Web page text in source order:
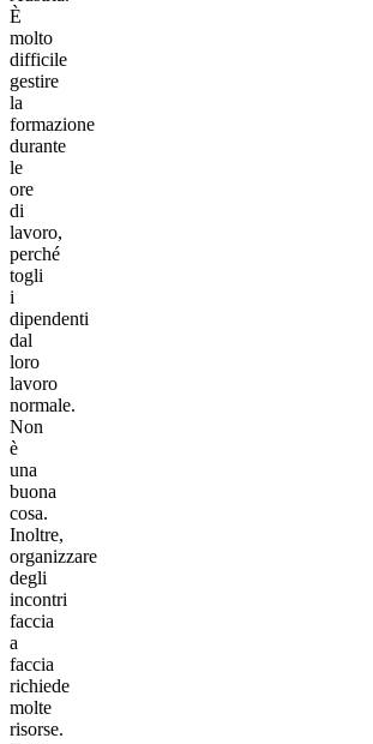
È
molto
difficile
gestire
la
formazione
durante
le
ore
di
lavoro,
perché
togli
i
dipendenti
dal
loro
lavoro
normale.
Non
è
una
buona
cosa.
Inoltre,
organizzare
degli
incontri
faccia
a
faccia
richiede
molte
risorse.